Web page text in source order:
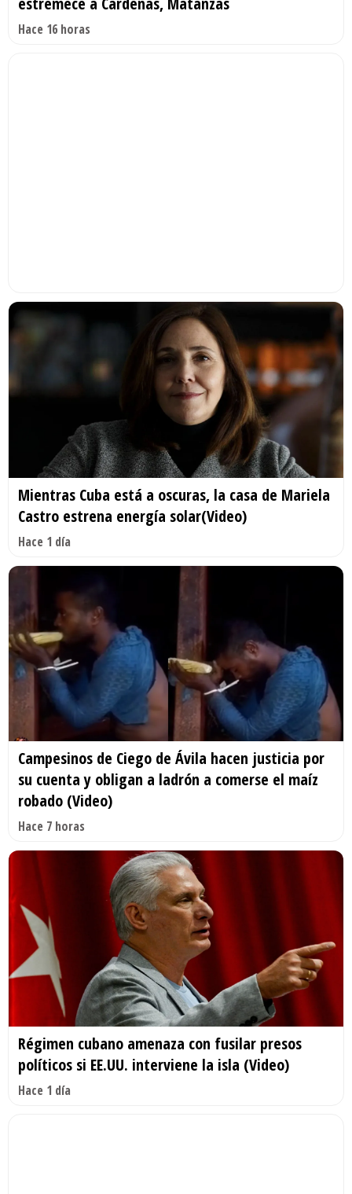
Hace 16 horas
Mientras Cuba está a oscuras, la casa de Mariela
Castro estrena energía solar(Video)
Hace 1 día
Campesinos de Ciego de Ávila hacen justicia por
su cuenta y obligan a ladrón a comerse el maíz
robado (Video)
Hace 7 horas
Régimen cubano amenaza con fusilar presos
políticos si EE.UU. interviene la isla (Video)
Hace 1 día